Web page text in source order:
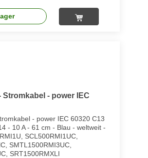
Stromkabel - power IEC
- power IEC 60320 C13
- 10 A - 61 cm - Blau - weltweit -
SCL500RMI1UC,
SMTL1500RMI3UC,
SRT1500RMXLI